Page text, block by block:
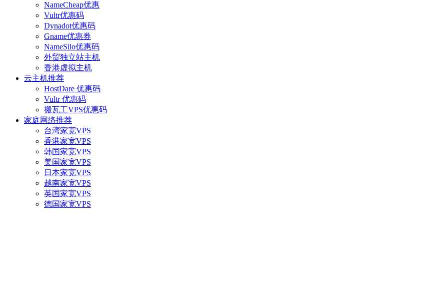
NameCheap优惠
Vultr优惠码
Dynadot优惠码
Gname优惠券
NameSilo优惠码
外贸独立站主机
香港虚拟主机
云主机推荐
HostDare 优惠码
Vultr 优惠码
搬瓦工VPS优惠码
家庭网络推荐
台湾家宽VPS
香港家宽VPS
韩国家宽VPS
美国家宽VPS
日本家宽VPS
越南家宽VPS
英国家宽VPS
德国家宽VPS